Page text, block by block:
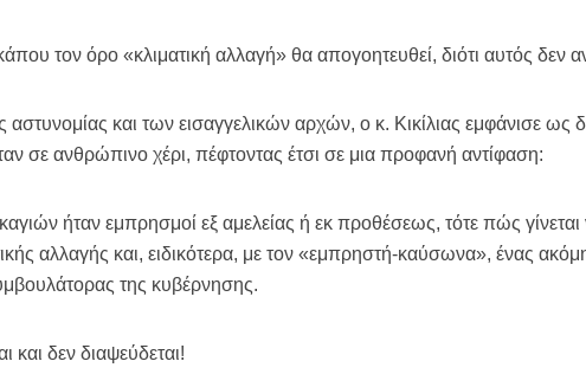
τον όρο «κλιματική αλλαγή» θα απογοητευθεί, διότι αυτός δεν
και των εισαγγελικών αρχών, ο κ. Κικίλιας εμφάνισε ως
σε ανθρώπινο χέρι, πέφτοντας έτσι σε μια προφανή αντίφαση:
ήταν εμπρησμοί εξ αμελείας ή εκ προθέσεως, τότε πώς γίνεται
αλλαγής και, ειδικότερα, με τον «εμπρηστή-καύσωνα», ένας
της κυβέρνησης.
και δεν διαψεύδεται!